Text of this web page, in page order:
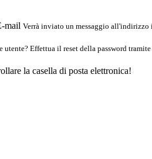
mail Verrà inviato un messaggio
utente? Effettua il reset della password
la casella di posta elettronica!